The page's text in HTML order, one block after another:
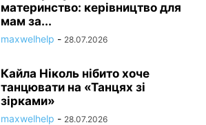
материнство: керівництво для
мам за...
maxwelhelp - 28.07.2026
Кайла Ніколь нібито хоче
танцювати на «Танцях зі
зірками»
maxwelhelp - 28.07.2026